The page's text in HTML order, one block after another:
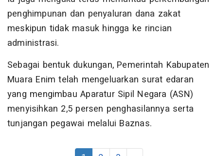
penghimpunan dan penyaluran dana zakat
meskipun tidak masuk hingga ke rincian
administrasi.
Sebagai bentuk dukungan, Pemerintah Kabupaten
Muara Enim telah mengeluarkan surat edaran
yang mengimbau Aparatur Sipil Negara (ASN)
menyisihkan 2,5 persen penghasilannya serta
tunjangan pegawai melalui Baznas.